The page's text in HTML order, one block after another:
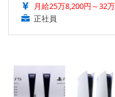
月給25万8,200円～32
正社員